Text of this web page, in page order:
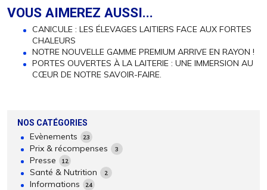
VOUS AIMEREZ AUSSI...
CANICULE : LES ÉLEVAGES LAITIERS FACE AUX FORTES
CHALEURS
NOTRE NOUVELLE GAMME PREMIUM ARRIVE EN RAYON !
PORTES OUVERTES À LA LAITERIE : UNE IMMERSION AU
CŒUR DE NOTRE SAVOIR-FAIRE.
NOS CATÉGORIES
Evènements 23
Prix & récompenses 3
Presse 12
Santé & Nutrition 2
Informations 24